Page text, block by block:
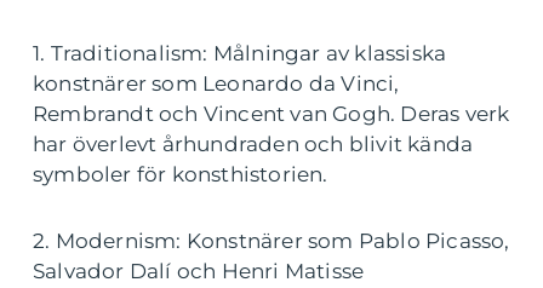
1. Traditionalism: Målningar av klassiska
konstnärer som Leonardo da Vinci,
Rembrandt och Vincent van Gogh. Deras verk
har överlevt århundraden och blivit kända
symboler för konsthistorien.
2. Modernism: Konstnärer som Pablo Picasso,
Salvador Dalí och Henri Matisse